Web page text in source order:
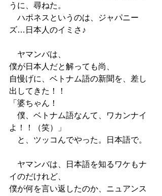
うに、尋ねた。
ハポネスというのは、ジャパニー
ズ…日本人のイミさ♪
ヤマンバは、
僕が日本人だと解っても尚、
自慢げに、ベトナム語の新聞を、差し
出してきた！！
「婆ちゃん！
僕、ベトナム語なんて、ワカンナイ
よ！！（笑）」
と、ツッコんでやった。日本語で。
ヤマンバは、日本語を知るワケもナ
イのだけれど、
僕が何を言い返したのか、ニュアンス